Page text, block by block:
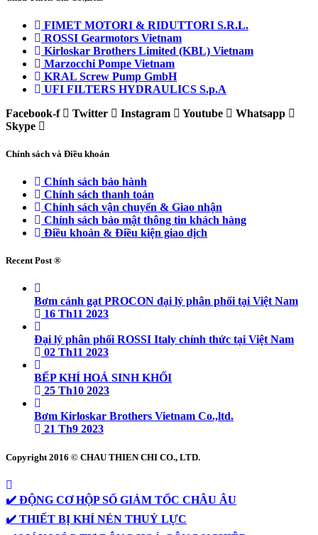
FIMET MOTORI & RIDUTTORI S.R.L.
ROSSI Gearmotors Vietnam
Kirloskar Brothers Limited (KBL) Vietnam
Marzocchi Pompe Vietnam
KRAL Screw Pump GmbH
UFI FILTERS HYDRAULICS S.p.A
Facebook-f
Twitter Instagram Youtube
Whatsapp
Skype
Chính sách và Điều khoản
Chính sách bảo hành
Chính sách thanh toán
Chính sách vận chuyển & Giao nhận
Chính sách bảo mật thông tin khách hàng
Điều khoản & Điều kiện giao dịch
Recent Post ®
Bơm cánh gạt PROCON đại lý phân phối tại Việt Nam
16 Th11 2023
Đại lý phân phối ROSSI Italy chính thức tại Việt Nam
02 Th11 2023
BẾP KHÍ HOÁ SINH KHỐI
25 Th10 2023
Bơm Kirloskar Brothers Vietnam Co.,ltd.
21 Th9 2023
Copyright 2016 © CHAU THIEN CHI CO., LTD.
✔️ ĐỘNG CƠ HỘP SỐ GIẢM TỐC CHÂU ÂU
✔️ THIẾT BỊ KHÍ NÉN THUỶ LỰC